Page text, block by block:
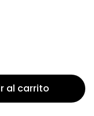
al carrito